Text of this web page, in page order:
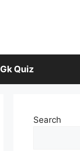
Gk Quiz
Search